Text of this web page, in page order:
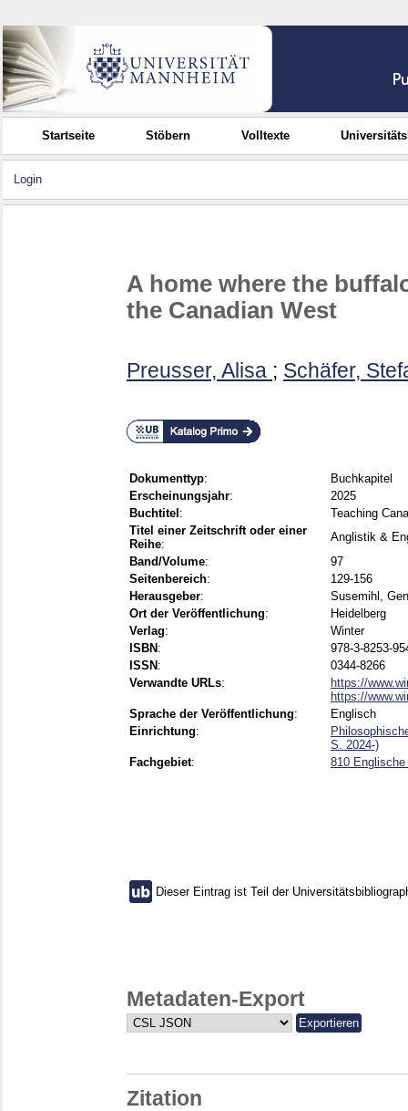
Startseite Stöbern Volltexte
Login
A home where the
the Canadian West
Preusser, Alisa ; Schäfer,
Dokumenttyp:
Buchkapitel
Erscheinungsjahr:
2025
Buchtitel :
Teaching
Titel einer Zeitschrift oder einer
Reihe:
Anglistik &
Band/Volume:
97
Seitenbereich:
129-156
Herausgeber:
Susemihl,
Ort der Veröffentlichung:
Heidelberg
Verlag:
Winter
ISBN :
978-3-8253-
ISSN :
0344-8266
Verwandte URLs:
https://
https://
Sprache der Veröffentlichung:
Englisch
Einrichtung:
S. 2024-)
Fachgebiet: 810
Dieser Eintrag ist Teil der
Metadaten-Export
Zitation